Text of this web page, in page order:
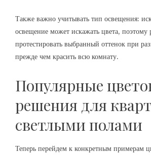
Также важно учитывать тип освещения:
освещение может искажать цвета, поэтому
протестировать выбранный оттенок при
прежде чем красить всю комнату.
Популярные
решения для
светлыми полами
Теперь перейдем к конкретным примерам